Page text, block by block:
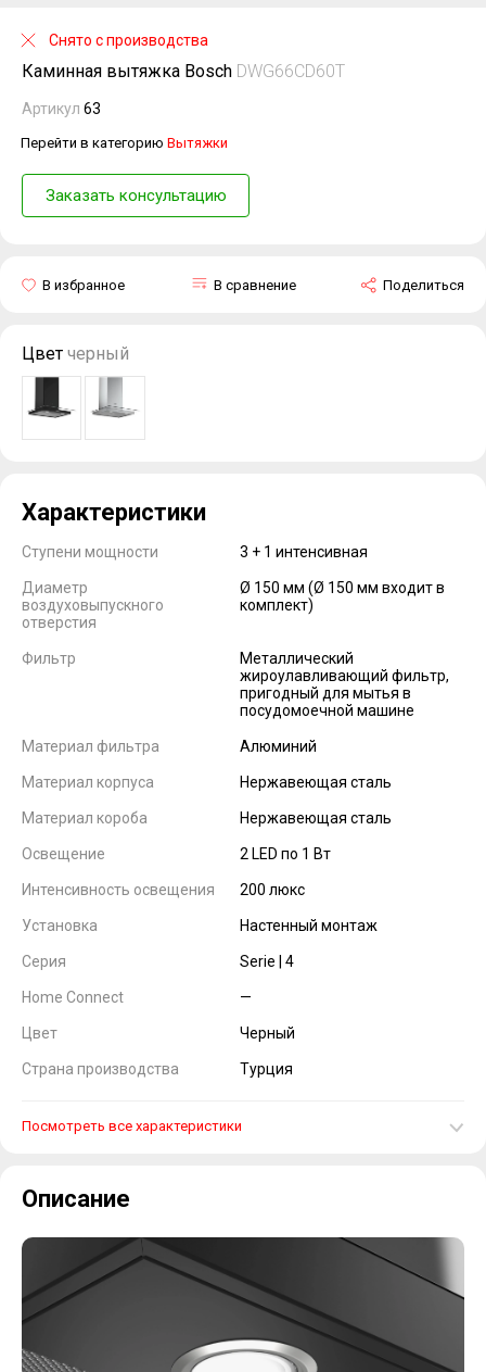
Каминная вытяжка Bosch DWG66CD60T
Артикул 63
Перейти в категорию Вытяжки
Заказать консультацию
Поделиться
В сравнение
В избранное
Снято с производства
Цвет черный
Характеристики
Ступени мощности 3 + 1 интенсивная
Диаметр
воздуховыпускного
отверстия
Ø 150 мм (Ø 150 мм входит в
комплект)
Фильтр
Металлический
жироулавливающий фильтр,
пригодный для мытья в
посудомоечной машине
Материал фильтра Алюминий
Материал корпуса Нержавеющая сталь
Материал короба Нержавеющая сталь
Освещение 2 LED по 1 Вт
Интенсивность освещения 200 люкс
Установка Настенный монтаж
Серия Serie | 4
Home Connect —
Цвет Черный
Страна производства Турция
Посмотреть все характеристики
Описание